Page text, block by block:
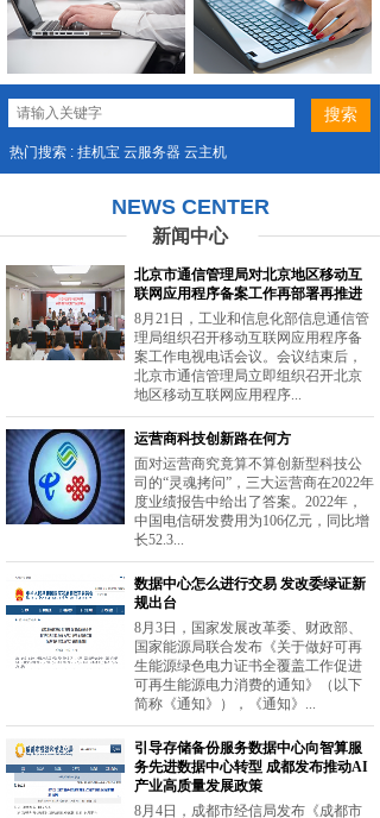
热门搜索 : 挂机宝 云服务器 云主机
NEWS CENTER
新闻中心
北京市通信管理局对北京地区移动互
联网应用程序备案工作再部署再推进
8月21日，工业和信息化部信息通信管
理局组织召开移动互联网应用程序备
案工作电视电话会议。会议结束后，
北京市通信管理局立即组织召开北京
地区移动互联网应用程序...
运营商科技创新路在何方
面对运营商究竟算不算创新型科技公
司的“灵魂拷问”，三大运营商在2022年
度业绩报告中给出了答案。2022年，
中国电信研发费用为106亿元，同比增
长52.3...
数据中心怎么进行交易 发改委绿证新
规出台
8月3日，国家发展改革委、财政部、
国家能源局联合发布《关于做好可再
生能源绿色电力证书全覆盖工作促进
可再生能源电力消费的通知》（以下
简称《通知》），《通知》...
引导存储备份服务数据中心向智算服
务先进数据中心转型 成都发布推动AI
产业高质量发展政策
8月4日，成都市经信局发布《成都市